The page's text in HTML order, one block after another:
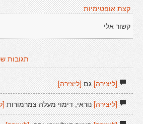
קצת אופטימיות
קשור אלי
תגובות
[ליצירה]גם [ליצירה]
[ליצירה]נוראי, דימוי מעלה צמרמורות